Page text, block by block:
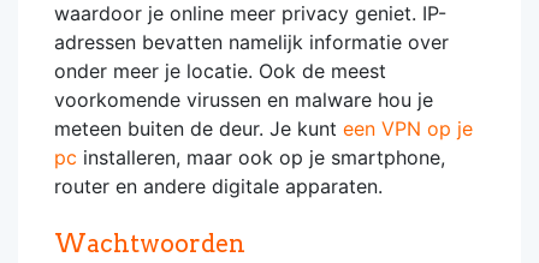
waardoor je online meer privacy geniet. IP-
adressen bevatten namelijk informatie over
onder meer je locatie. Ook de meest
voorkomende virussen en malware hou je
meteen buiten de deur. Je kunt een VPN op je
pc installeren, maar ook op je smartphone,
router en andere digitale apparaten.
Wachtwoorden